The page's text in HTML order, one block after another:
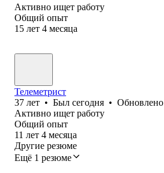
Активно ищет работу
Общий опыт
15 лет 4 месяца
Телеметрист
37 лет • Был сегодня • Обновлено
Активно ищет работу
Общий опыт
11 лет 4 месяца
Другие резюме
Ещё 1 резюме